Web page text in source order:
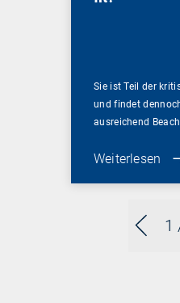
1
Sie ist Teil der
und findet
ausreichend
Weiterlesen